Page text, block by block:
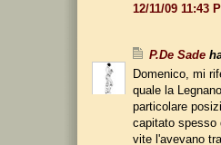
12/11/09 11:43
P.De Sade
Domenico, mi
quale la
particolare
capitato spesso
vite l'avevano